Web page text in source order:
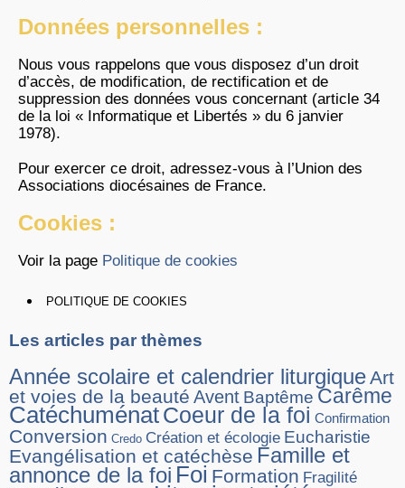
Données personnelles :
Nous vous rappelons que vous disposez d’un droit
d’accès, de modification, de rectification et de
suppression des données vous concernant (article 34
de la loi « Informatique et Libertés » du 6 janvier
1978).
Pour exercer ce droit, adressez-vous à l’Union des
Associations diocésaines de France.
Cookies :
Voir la page Politique de cookies
POLITIQUE DE COOKIES
Les articles par thèmes
Année scolaire et calendrier liturgiqueArt
et voies de la beauté Avent Baptême Carême
CatéchuménatCoeur de la foi Confirmation
Conversion Credo Création et écologie Eucharistie
Evangélisation et catéchèse Famille et
annonce de la foi Foi Formation Fragilité